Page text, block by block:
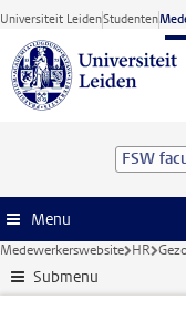
Ga direct naar de
Universiteit LeidenStudenten
Menu
Medewerkerswebsite HR
Submenu